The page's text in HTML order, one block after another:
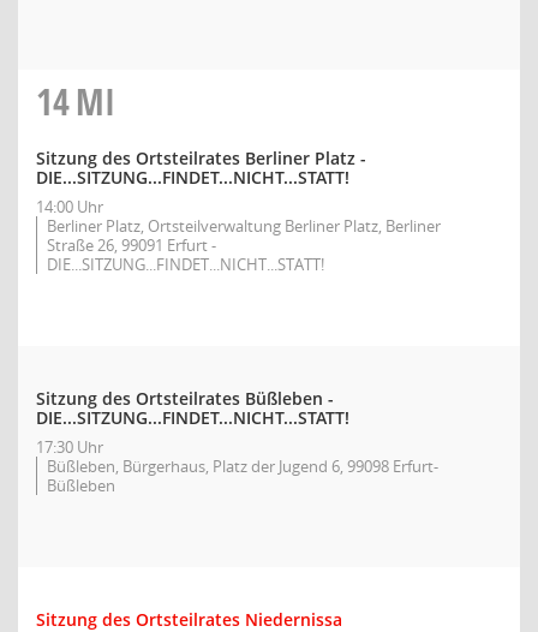
14MI
Sitzung des Ortsteilrates Berliner Platz -
DIE...SITZUNG...FINDET...NICHT...STATT!
14:00 Uhr
Berliner Platz, Ortsteilverwaltung Berliner Platz, Berliner
Straße 26, 99091 Erfurt -
DIE...SITZUNG...FINDET...NICHT...STATT!
Sitzung des Ortsteilrates Büßleben -
DIE...SITZUNG...FINDET...NICHT...STATT!
17:30 Uhr
Büßleben, Bürgerhaus, Platz der Jugend 6, 99098 Erfurt-
Büßleben
Sitzung des Ortsteilrates Niedernissa